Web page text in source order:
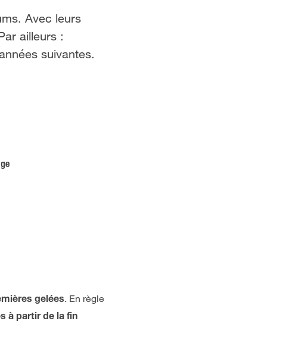
Avec leurs
ailleurs :
suivantes.
gelées. En règle
à partir de la fin